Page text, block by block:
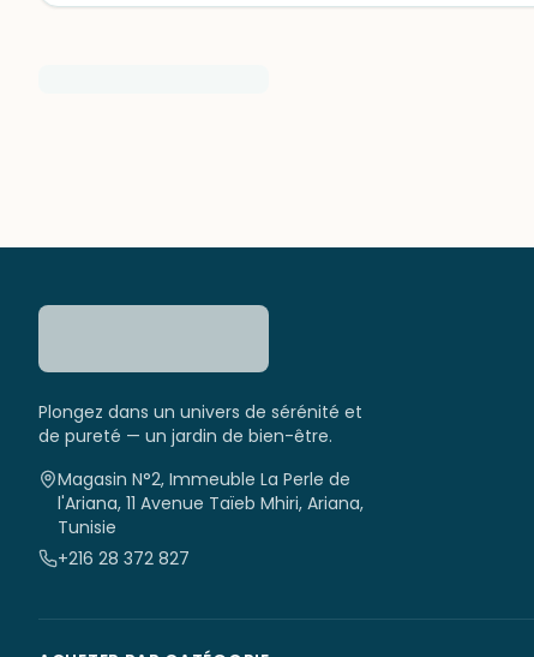
Plongez dans un univers de sérénité et
de pureté — un jardin de bien-être.
Magasin N°2, Immeuble La Perle de
l'Ariana, 11 Avenue Taïeb Mhiri, Ariana,
Tunisie
+216 28 372 827